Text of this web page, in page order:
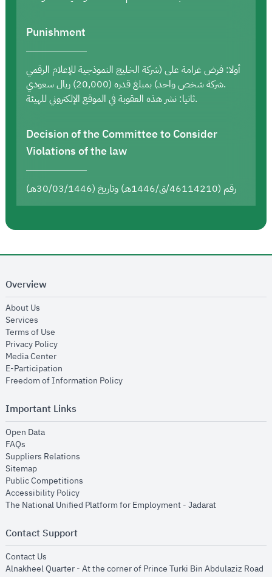
Punishment
أولا: فرض غرامة على (شركة الخليج النموذجية للإعلام الرقمي
شركة شخص واحد) بمبلغ قدره (20,000) ريال سعودي.
ثانيا: نشر هذه العقوبة في الموقع الإلكتروني للهيئة.
Decision of the Committee to Consider
Violations of the law
رقم (46114210/ق/1446هـ) وتاريخ (30/03/1446هـ)
Overview
About Us
Services
Terms of Use
Privacy Policyopens in new window
Media Centeropens in new window
E-Participation
Freedom of Information Policyopens in new window
Important Links
Open Dataopens in new window
FAQs
Suppliers Relations
Sitemapopens in new window
Public Competitions
Accessibility Policyopens in new window
The National Unified Platform for Employment - Jadaratopens in new
Contact Support
Contact Us
Alnakheel Quarter - At the corner of Prince Turki Bin Abdulaziz Road